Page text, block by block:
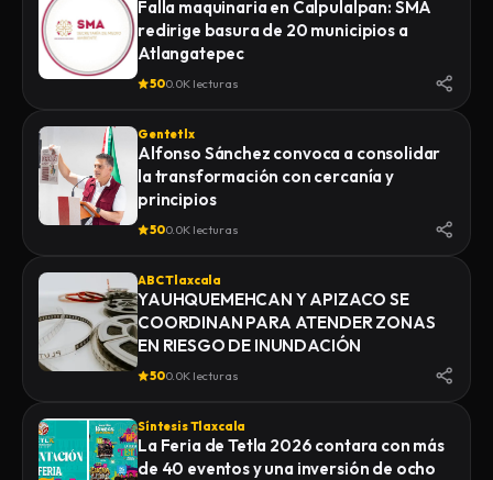
Falla maquinaria en Calpulalpan: SMA
redirige basura de 20 municipios a
Atlangatepec
500.0K lecturas
Gentetlx
Alfonso Sánchez convoca a consolidar
la transformación con cercanía y
principios
500.0K lecturas
ABC Tlaxcala
YAUHQUEMEHCAN Y APIZACO SE
COORDINAN PARA ATENDER ZONAS
EN RIESGO DE INUNDACIÓN
500.0K lecturas
Síntesis Tlaxcala
La Feria de Tetla 2026 contara con más
de 40 eventos y una inversión de ocho